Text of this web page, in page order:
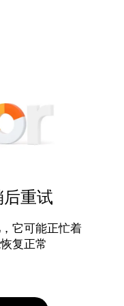
重试
它可能正忙着
复正常